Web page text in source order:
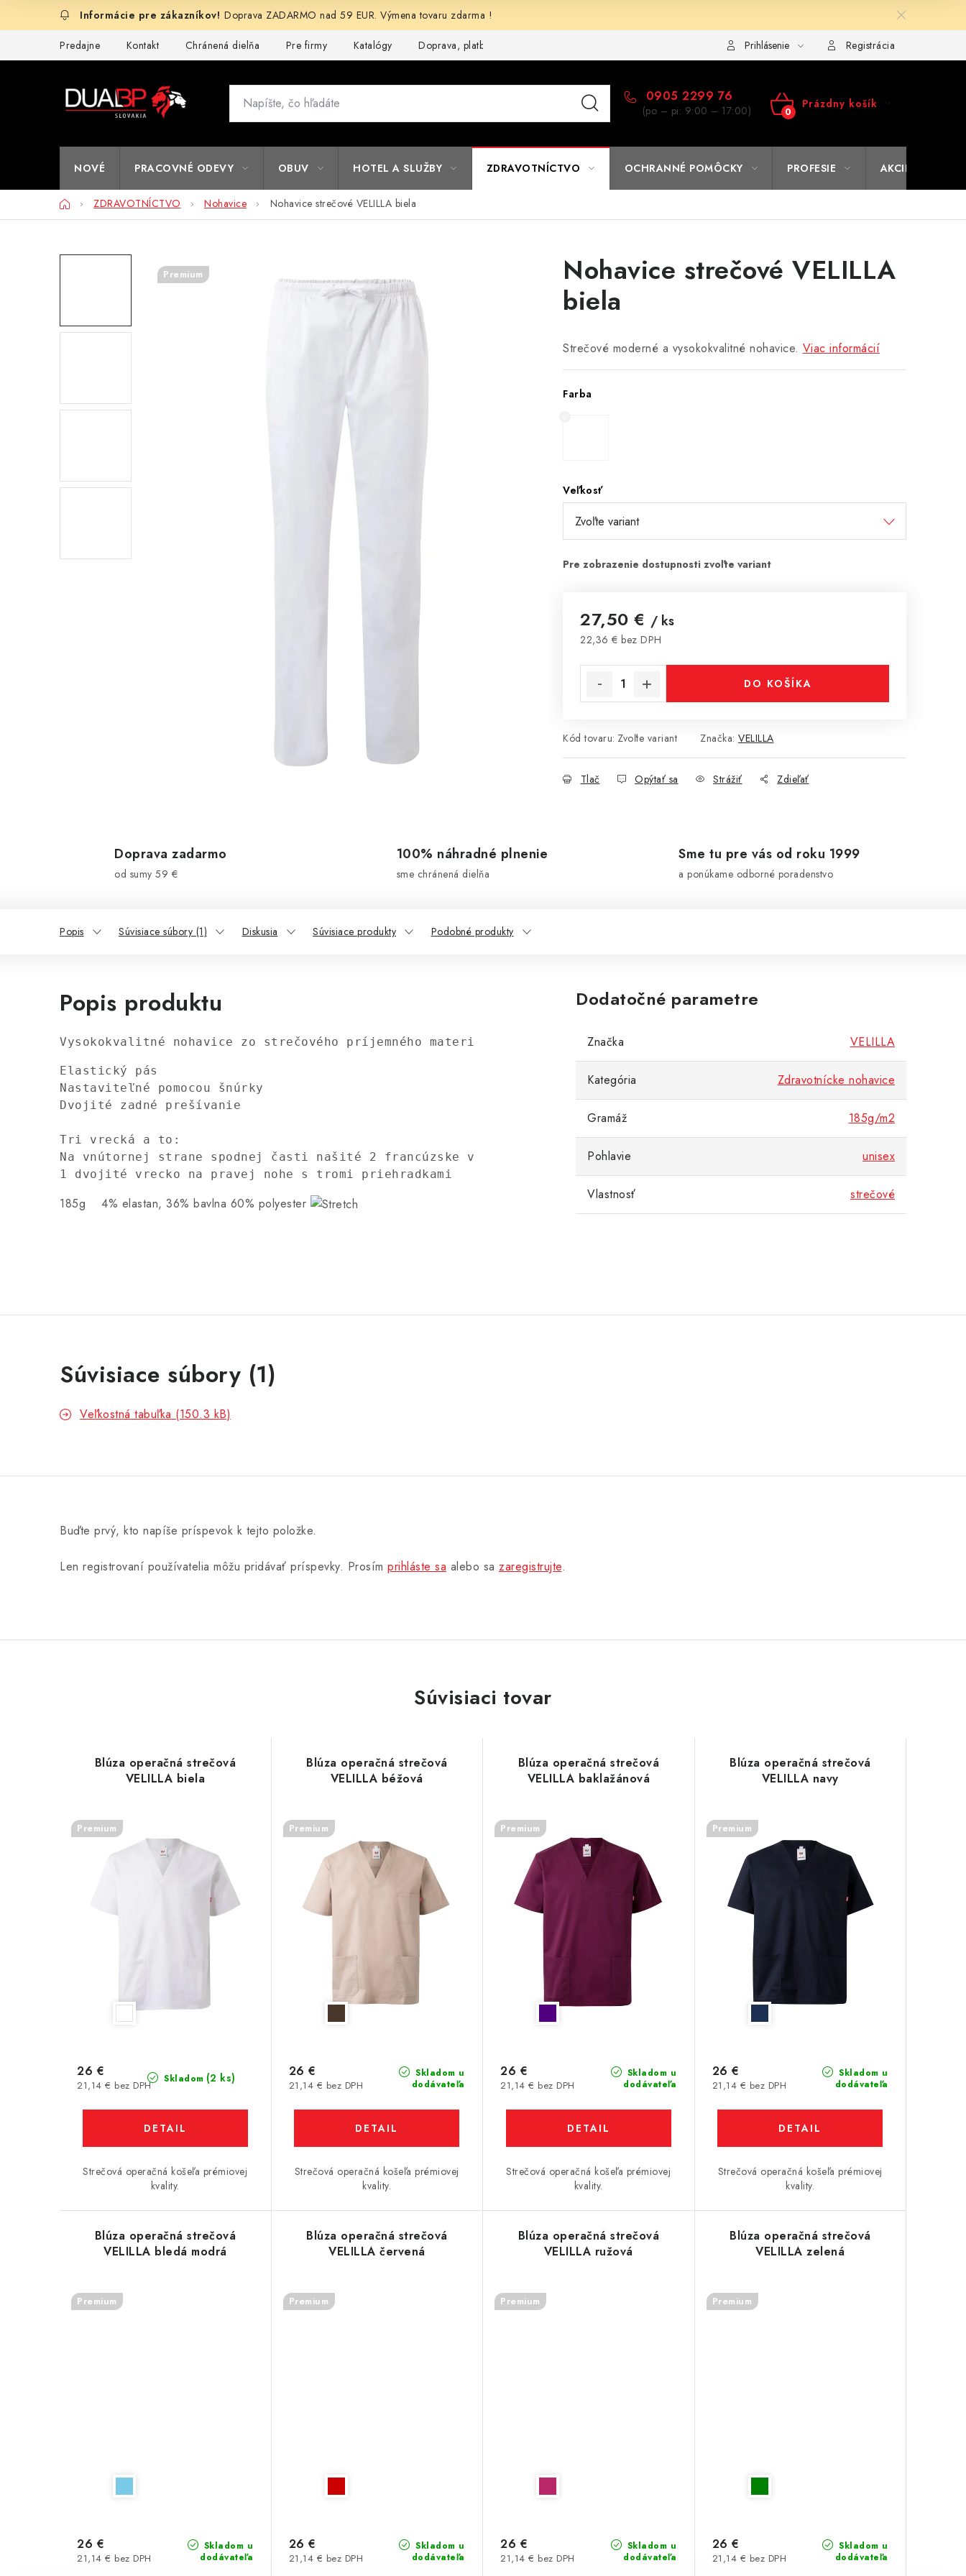
Doprava ZADARMO nad 59 EUR. Výmena tovaru zdarma !
Predajne Kontakt Chránená dielňa Pre firmy Katalógy Doprava, platba a zľavy Formulár na výmenu tovaru Kto sme Reklamačný poriadok
Prihlásenie Registrácia
0905 2299 76
(po – pi: 9:00 – 17:00)
NÁKUPNÝ
Prázdny košík
NOVÉ PRACOVNÉ ODEVY OBUV HOTEL A SLUŽBY ZDRAVOTNÍCTVO OCHRANNÉ POMÔCKY PROFESIE AKCIE
DomovZDRAVOTNÍCTVO Nohavice Nohavice strečové VELILLA biela
Nohavice strečové VELILLA
biela
Strečové moderné a vysokokvalitné nohavice. Viac informácií
Farba
Veľkosť
27,50 € / ks
22,36 € bez DPH
DO KOŠÍKA
Kód tovaru: Zvoľte variant Značka: VELILLA
Tlač Opýtať sa Strážiť Zdieľať
Premium
Doprava zadarmo
od sumy 59 €
100% náhradné plnenie
sme chránená dielňa
Sme tu pre vás od roku 1999
a ponúkame odborné poradenstvo
Popis Súvisiace súbory (1) Diskusia Súvisiace produkty Podobné produkty
Popis produktu
Vysokokvalitné nohavice zo strečového príjemného materiálu, vhodnejšie do chladnejších prevádzok.
Elastický pás
Nastaviteľné pomocou šnúrky
Dvojité zadné prešívanie
Tri vrecká a to:
Na vnútornej strane spodnej časti našité 2 francúzske vrecká
1 dvojité vrecko na pravej nohe s tromi priehradkami
185g 4% elastan, 36% bavlna 60% polyester
Dodatočné parametre
Značka VELILLA
Kategória Zdravotnícke nohavice
Gramáž 185g/m2
Pohlavie unisex
Vlastnosť strečové
Súvisiace súbory (1)
Veľkostná tabuľka (150.3 kB)
Buďte prvý, kto napíše príspevok k tejto položke.
Len registrovaní používatelia môžu pridávať príspevky. Prosím prihláste sa alebo sa zaregistrujte.
Súvisiaci tovar
Blúza operačná strečová
VELILLA biela
Premium
Skladom (2 ks)
21,14 € bez DPH
26 €
DETAIL
Strečová operačná košeľa prémiovej
kvality.
Blúza operačná strečová
VELILLA béžová
Premium
Skladom u
dodávateľa
21,14 € bez DPH
26 €
DETAIL
Strečová operačná košeľa prémiovej
kvality.
Blúza operačná strečová
VELILLA baklažánová
Premium
Skladom u
dodávateľa
21,14 € bez DPH
26 €
DETAIL
Strečová operačná košeľa prémiovej
kvality.
Blúza operačná strečová
VELILLA navy
Premium
Skladom u
dodávateľa
21,14 € bez DPH
26 €
DETAIL
Strečová operačná košeľa prémiovej
kvality.
Blúza operačná strečová
VELILLA bledá modrá
Premium
Skladom u
dodávateľa
21,14 € bez DPH
26 €
Blúza operačná strečová
VELILLA červená
Premium
Skladom u
dodávateľa
21,14 € bez DPH
26 €
Blúza operačná strečová
VELILLA ružová
Premium
Skladom u
dodávateľa
21,14 € bez DPH
26 €
Blúza operačná strečová
VELILLA zelená
Premium
Skladom u
dodávateľa
21,14 € bez DPH
26 €